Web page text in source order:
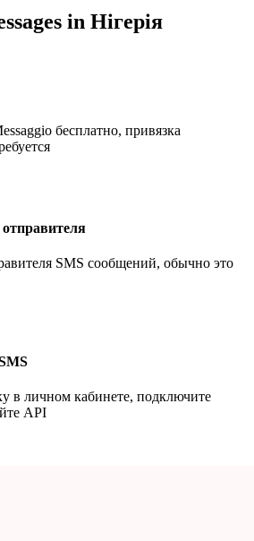
in Нігерія
бесплатно, привязка
SMS сообщений, обычно это
в личном кабинете, подключите
API